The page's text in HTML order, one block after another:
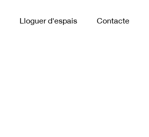
Lloguer d'espais Contacte